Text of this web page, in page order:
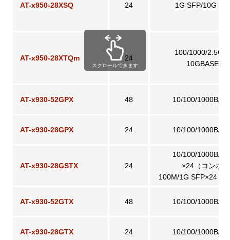
AT-x950-28XSQ 24 1G SFP/10G
AT-x950-28XTQm 24
100/1000/2.5G/
10GBASE-T
AT-x930-52GPX 48 10/100/
AT-x930-28GPX 24 10/100/
AT-x930-28GSTX 24
10/100/
×24（コンボ）
100M/1G SFP×24（
AT-x930-52GTX 48 10/100/
AT-x930-28GTX 24 10/100/
スクロールできます